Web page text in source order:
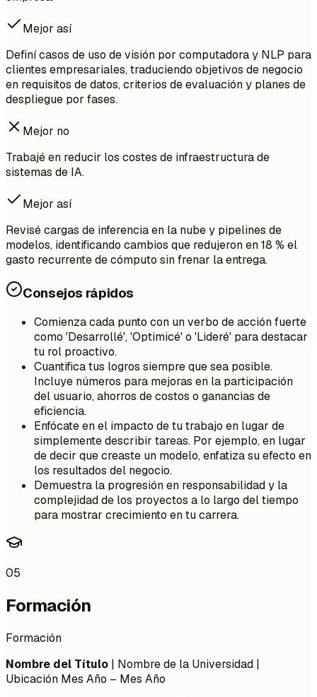
Mejor así
Definí casos de uso de visión por computadora y NLP para
clientes empresariales, traduciendo objetivos de negocio
en requisitos de datos, criterios de evaluación y planes de
despliegue por fases.
Mejor no
Trabajé en reducir los costes de infraestructura de
sistemas de IA.
Mejor así
Revisé cargas de inferencia en la nube y pipelines de
modelos, identificando cambios que redujeron en 18 % el
gasto recurrente de cómputo sin frenar la entrega.
Consejos rápidos
Comienza cada punto con un verbo de acción fuerte
como 'Desarrollé', 'Optimicé' o 'Lideré' para destacar
tu rol proactivo.
Cuantifica tus logros siempre que sea posible.
Incluye números para mejoras en la participación
del usuario, ahorros de costos o ganancias de
eficiencia.
Enfócate en el impacto de tu trabajo en lugar de
simplemente describir tareas. Por ejemplo, en lugar
de decir que creaste un modelo, enfatiza su efecto en
los resultados del negocio.
Demuestra la progresión en responsabilidad y la
complejidad de los proyectos a lo largo del tiempo
para mostrar crecimiento en tu carrera.
05
Formación
Formación
Nombre del Título | Nombre de la Universidad |
Ubicación Mes Año – Mes Año